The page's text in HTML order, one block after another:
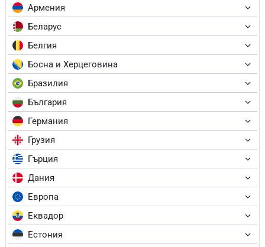
Армения
Беларус
Белгия
Босна и Херцеговина
Бразилия
България
Германия
Грузия
Гърция
Дания
Европа
Еквадор
Естония